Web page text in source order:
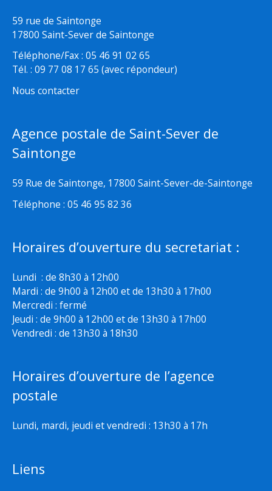
59 rue de Saintonge
17800 Saint-Sever de Saintonge
Téléphone/Fax : 05 46 91 02 65
Tél. : 09 77 08 17 65 (avec répondeur)
Nous contacter
Agence postale de Saint-Sever de
Saintonge
59 Rue de Saintonge, 17800 Saint-Sever-de-Saintonge
Téléphone : 05 46 95 82 36
Horaires d’ouverture du secretariat :
Lundi : de 8h30 à 12h00
Mardi : de 9h00 à 12h00 et de 13h30 à 17h00
Mercredi : fermé
Jeudi : de 9h00 à 12h00 et de 13h30 à 17h00
Vendredi : de 13h30 à 18h30
Horaires d’ouverture de l’agence
postale
Lundi, mardi, jeudi et vendredi : 13h30 à 17h
Liens